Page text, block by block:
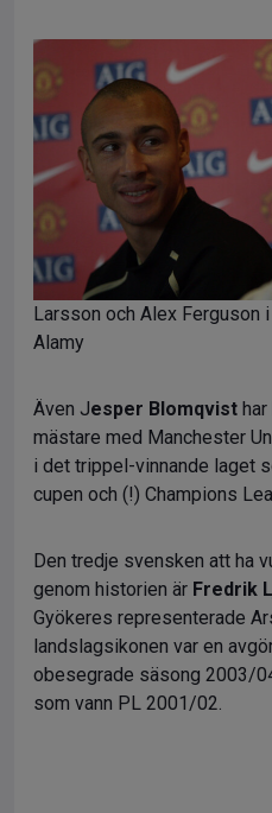
Larsson och Alex Ferguson
Alamy
Även Jesper Blomqvist
mästare med Manchester
i det trippel-vinnande laget
cupen och (!) Champions
Den tredje svensken att ha
genom historien är Fredrik
Gyökeres representerade
landslagsikonen var en
obesegrade säsong 2003/
som vann PL 2001/02.